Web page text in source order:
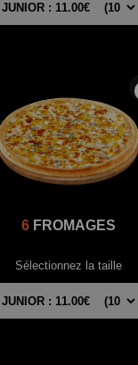
6FROMAGES
Sélectionnez la taille